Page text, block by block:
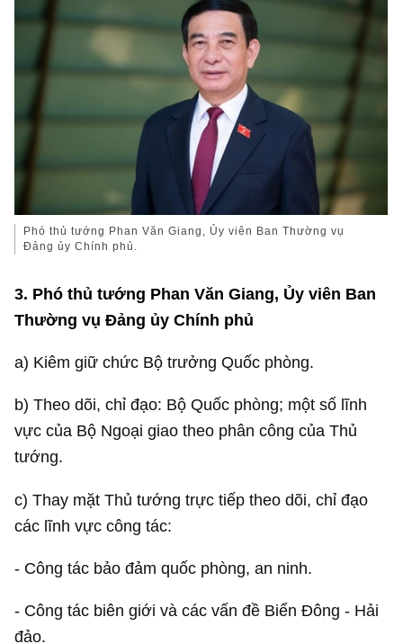
Phó thủ tướng Phan Văn Giang, Ủy viên Ban Thường vụ
Đảng ủy Chính phủ.
3. Phó thủ tướng Phan Văn Giang, Ủy viên Ban
Thường vụ Đảng ủy Chính phủ
a) Kiêm giữ chức Bộ trưởng Quốc phòng.
b) Theo dõi, chỉ đạo: Bộ Quốc phòng; một số lĩnh
vực của Bộ Ngoại giao theo phân công của Thủ
tướng.
c) Thay mặt Thủ tướng trực tiếp theo dõi, chỉ đạo
các lĩnh vực công tác:
- Công tác bảo đảm quốc phòng, an ninh.
- Công tác biên giới và các vấn đề Biển Đông - Hải
đảo.